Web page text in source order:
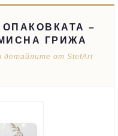
–
ГРИЖА
детайлите от StefArt